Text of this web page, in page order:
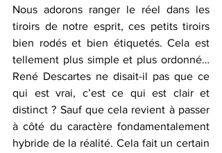
Nous adorons ranger le réel dans les
tiroirs de notre esprit, ces petits tiroirs
bien rodés et bien étiquetés. Cela est
tellement plus simple et plus ordonné…
René Descartes ne disait-il pas que ce
qui est vrai, c’est ce qui est clair et
distinct ? Sauf que cela revient à passer
à côté du caractère fondamentalement
hybride de la réalité. Cela fait un certain